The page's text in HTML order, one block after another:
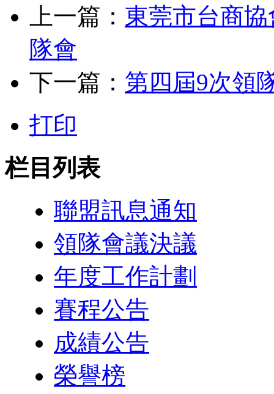
上一篇： 東莞市台商
隊會
下一篇： 第四屆9次領
打印
栏目列表
聯盟訊息通知
領隊會議決議
年度工作計劃
賽程公告
成績公告
榮譽榜